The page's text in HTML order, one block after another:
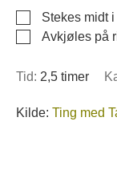
▢
Stekes midt
▢
Avkjøles på
Tid: 2,5 timer
Kilde: Ting med